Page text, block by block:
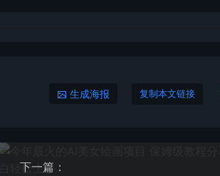
生成海报 复制本文链接
下一篇：